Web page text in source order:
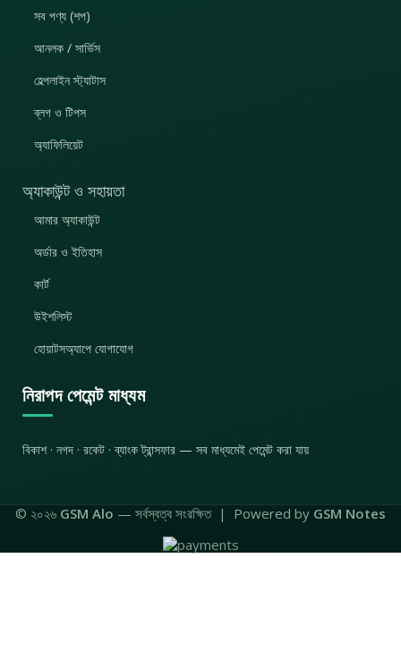
সব পণ্য (শপ)
আনলক / সার্ভিস
হেল্পলাইন স্ট্যাটাস
ব্লগ ও টিপস
অ্যাফিলিয়েট
অ্যাকাউন্ট ও সহায়তা
আমার অ্যাকাউন্ট
অর্ডার ও ইতিহাস
কার্ট
উইশলিস্ট
হোয়াটসঅ্যাপে যোগাযোগ
নিরাপদ পেমেন্ট মাধ্যম
বিকাশ · নগদ · রকেট · ব্যাংক ট্রান্সফার — সব মাধ্যমেই পেমেন্ট করা যায়
© ২০২৬ GSM Alo — সর্বস্বত্ব সংরক্ষিত | Powered by GSM Notes